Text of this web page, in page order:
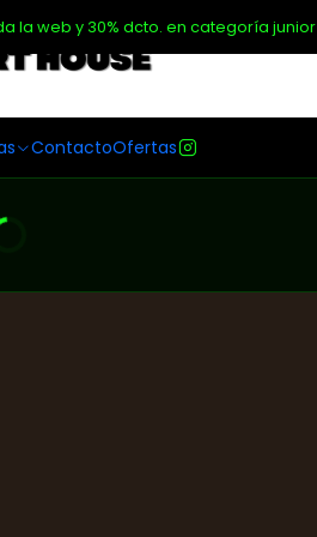
ContactoOfertas
la web y 30% dcto. en categoría junior